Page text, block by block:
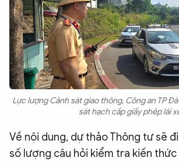
Lực lượng Cảnh sát giao thông, Công an TP
sát hạch cấp giấy phép lái
Về nội dung, dự thảo Thông tư sẽ
số lượng câu hỏi kiểm tra kiến